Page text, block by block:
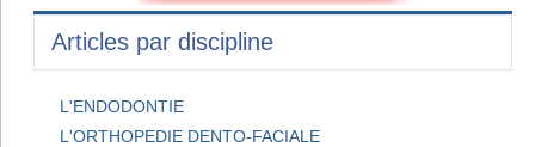
Articles par discipline
L'ENDODONTIE
L'ORTHOPEDIE DENTO-FACIALE